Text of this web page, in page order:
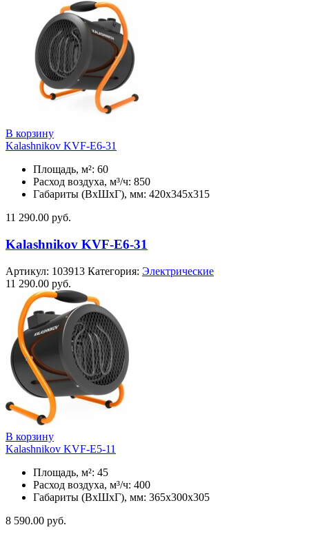
В корзину
Kalashnikov KVF-E6-31
Площадь, м²: 60
Расход воздуха, м³/ч: 850
Габариты (ВхШхГ), мм: 420x345x315
11 290.00 руб.
Kalashnikov KVF-E6-31
Артикул: 103913 Категория: Электрические
11 290.00 руб.
В корзину
Kalashnikov KVF-E5-11
Площадь, м²: 45
Расход воздуха, м³/ч: 400
Габариты (ВхШхГ), мм: 365x300x305
8 590.00 руб.